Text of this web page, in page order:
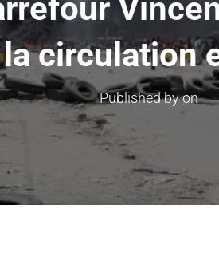
circulation
Published byon